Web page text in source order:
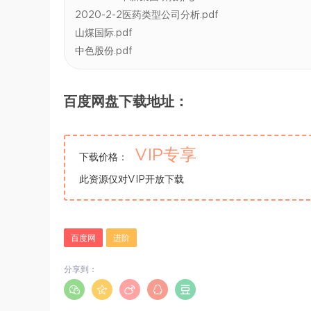
2020-2-2医药类型公司分析.pdf
山煤国际.pdf
中色股份.pdf
百度网盘下载地址：
下载价格： VIP专享
此资源仅对VIP开放下载
百度网 进阶
分享到：